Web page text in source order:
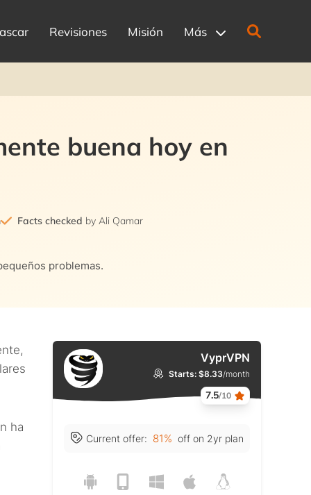
Revisiones Misión Más
buena hoy en
Facts checked by Ali Qamar
problemas.
ha
VyprVPN
Starts: $8.33/month
7.5/10
Current offer: 81% off on 2yr plan